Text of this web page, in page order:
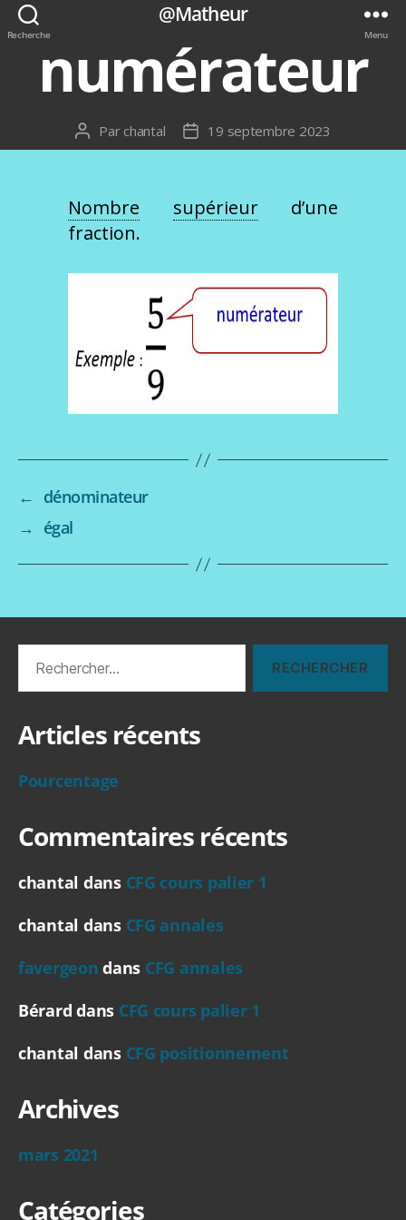
Recherche
@Matheur
Menu
numérateur
Auteur
de
Par chantal
Date
de
19 septembre 2023
Nombre supérieurd’une
fraction.
← dénominateur
→ égal
Articles récents
Pourcentage
Commentaires récents
chantal dans CFG cours palier 1
chantal dans CFG annales
favergeon dans CFG annales
Bérard dans CFG cours palier 1
chantal dans CFG positionnement
Archives
mars 2021
Catégories